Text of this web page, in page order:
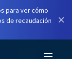
para ver cómo
de recaudación
×